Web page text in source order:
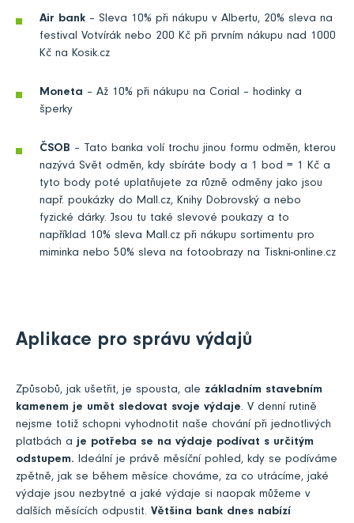
Air bank – Sleva 10% při nákupu v Albertu, 20% sleva na
festival Votvírák nebo 200 Kč při prvním nákupu nad 1000
Kč na Kosik.cz
Moneta – Až 10% při nákupu na Corial – hodinky a
šperky
ČSOB – Tato banka volí trochu jinou formu odměn, kterou
nazývá Svět odměn, kdy sbíráte body a 1 bod = 1 Kč a
tyto body poté uplatňujete za různě odměny jako jsou
např. poukázky do Mall.cz, Knihy Dobrovský a nebo
fyzické dárky. Jsou tu také slevové poukazy a to
například 10% sleva Mall.cz při nákupu sortimentu pro
miminka nebo 50% sleva na fotoobrazy na Tiskni-online.cz
Aplikace pro správu výdajů
Způsobů, jak ušetřit, je spousta, ale základním stavebním
kamenem je umět sledovat svoje výdaje. V denní rutině
nejsme totiž schopni vyhodnotit naše chování při jednotlivých
platbách a je potřeba se na výdaje podívat s určitým
odstupem. Ideální je právě měsíční pohled, kdy se podíváme
zpětně, jak se během měsíce chováme, za co utrácíme, jaké
výdaje jsou nezbytné a jaké výdaje si naopak můžeme v
dalších měsících odpustit. Většina bank dnes nabízí